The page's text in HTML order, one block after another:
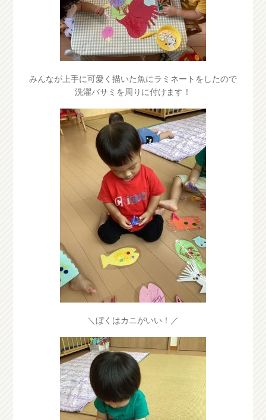
みんなが上手に可愛く描いた魚にラミネートをしたので
洗濯バサミを周りに付けます！
＼ぼくはカニがいい！／